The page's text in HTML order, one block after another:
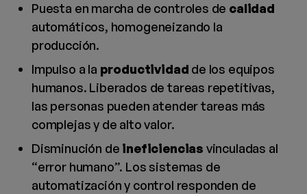
Puesta en marcha de controles de calidad
automáticos, homogeneizando la
producción.
Impulso a la productividad de los equipos
humanos. Liberados de tareas repetitivas,
las personas pueden atender tareas más
complejas y de alto valor.
Disminución de ineficiencias vinculadas al
“error humano”. Los sistemas de
automatización y control responden de